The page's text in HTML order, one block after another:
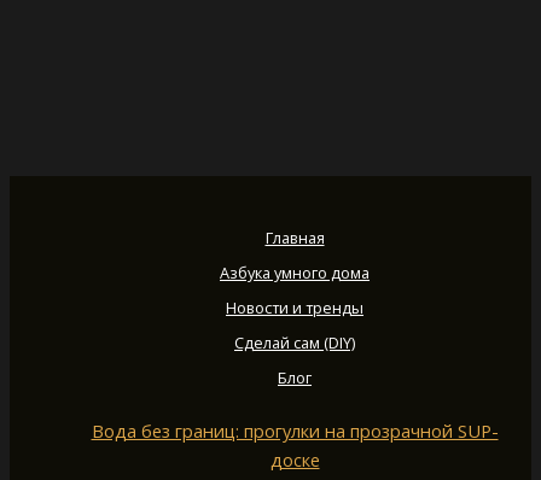
Главная
Азбука умного дома
Новости и тренды
Сделай сам (DIY)
Блог
Вода без границ: прогулки на прозрачной SUP-
доске